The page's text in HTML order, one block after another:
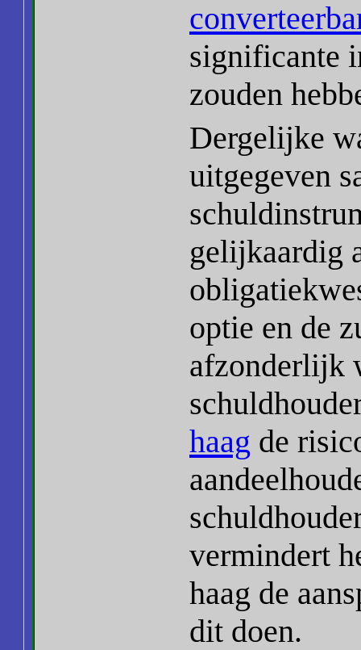
significante
zouden
Dergelijke
uitgegeven
gelijkaardig
optie en de
afzonderlijk
haag de
vermindert
haag de
dit doen.